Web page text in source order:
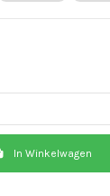
In Winkelwagen